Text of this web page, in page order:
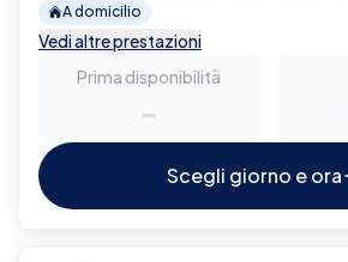
A domicilio
Vedi altre prestazioni
Prima disponibilità
-
Scegli giorno e ora